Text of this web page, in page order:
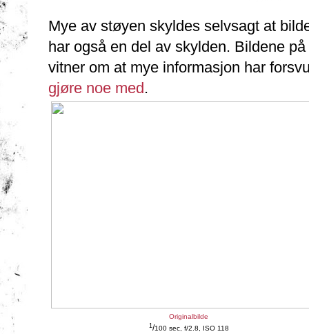
Mye av støyen skyldes selvsagt at
har også en del av skylden. Bildene
vitner om at mye informasjon har
gjøre noe med.
Originalbilde
1/100 sec, f/2.8, ISO 118